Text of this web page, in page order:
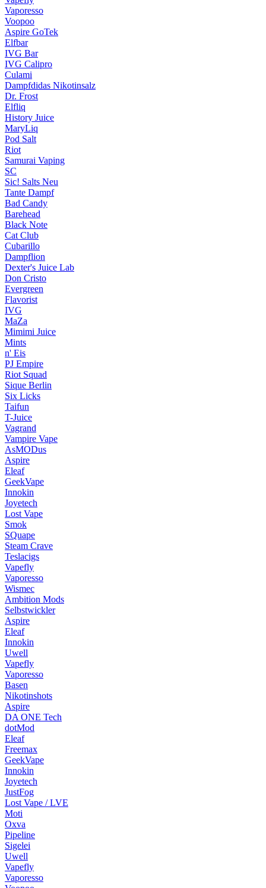
Vaporesso
Voopoo
Aspire GoTek
Elfbar
IVG Bar
IVG Calipro
Culami
Dampfdidas Nikotinsalz
Dr. Frost
Elfliq
History Juice
MaryLiq
Pod Salt
Riot
Samurai Vaping
SC
Sic! Salts Neu
Tante Dampf
Bad Candy
Barehead
Black Note
Cat Club
Cubarillo
Dampflion
Dexter's Juice Lab
Don Cristo
Evergreen
Flavorist
IVG
MaZa
Mimimi Juice
Mints
n' Eis
PJ Empire
Riot Squad
Sique Berlin
Six Licks
Taifun
T-Juice
Vagrand
Vampire Vape
AsMODus
Aspire
Eleaf
GeekVape
Innokin
Joyetech
Lost Vape
Smok
SQuape
Steam Crave
Teslacigs
Vapefly
Vaporesso
Wismec
Ambition Mods
Selbstwickler
Aspire
Eleaf
Innokin
Uwell
Vapefly
Vaporesso
Basen
Nikotinshots
Aspire
DA ONE Tech
dotMod
Eleaf
Freemax
GeekVape
Innokin
Joyetech
JustFog
Lost Vape / LVE
Moti
Oxva
Pipeline
Sigelei
Uwell
Vapefly
Vaporesso